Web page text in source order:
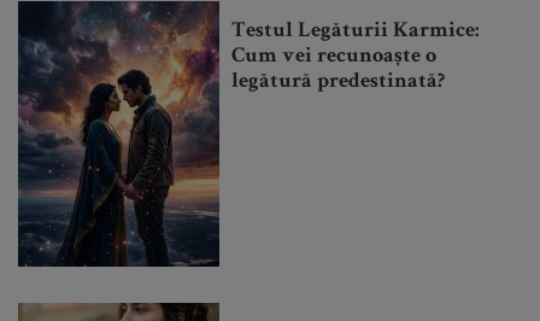
Testul Legăturii Karmice:
Cum vei recunoaște o
legătură predestinată?